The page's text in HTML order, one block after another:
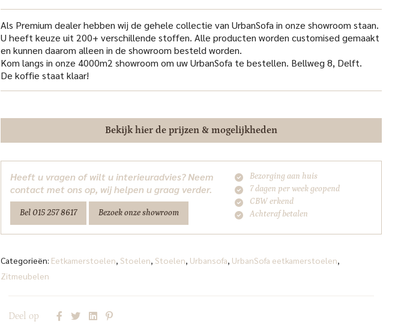
was:
€445.00.
is:
€369.00.
Als Premium dealer hebben wij de gehele collectie van UrbanSofa in onze showroom staan.
U heeft keuze uit 200+ verschillende stoffen. Alle producten worden customised gemaakt
en kunnen daarom alleen in de showroom besteld worden.
Kom langs in onze 4000m2 showroom om uw UrbanSofa te bestellen. Bellweg 8, Delft.
De koffie staat klaar!
Bekijk hier de prijzen & mogelijkheden
Heeft u vragen of wilt u interieuradvies? Neem
contact met ons op, wij helpen u graag verder.
Bel 015 257 8617 Bezoek onze showroom
Bezorging aan huis
7 dagen per week geopend
CBW erkend
Achteraf betalen
Categorieën: Eetkamerstoelen, Stoelen, Stoelen, Urbansofa, UrbanSofa eetkamerstoelen,
Zitmeubelen
Deel op